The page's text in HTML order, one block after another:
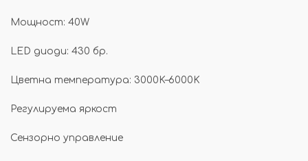
Мощност: 40W
LED диоди: 430 бр.
Цветна температура: 3000K–6000K
Регулируема яркост
Сензорно управление